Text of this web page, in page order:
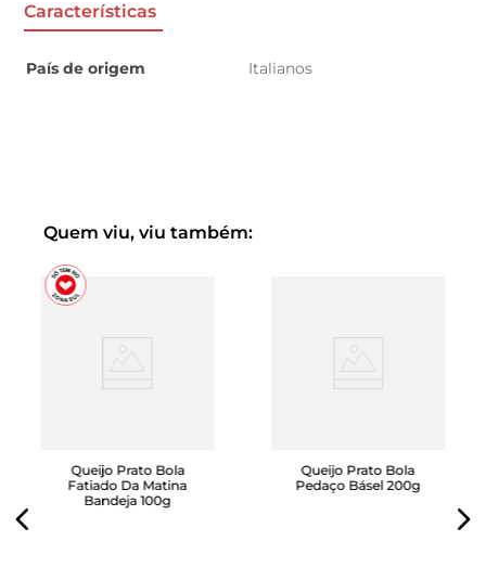
Características
País de origem Italianos
Quem viu, viu também:
Queijo Prato Bola
Fatiado Da Matina
Bandeja 100g
Queijo Prato Bola
Pedaço Básel 200g